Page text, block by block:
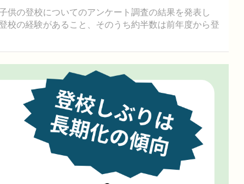
の登校についてのアンケート調査の結果を発表し
校の経験があること、そのうち約半数は前年度から登